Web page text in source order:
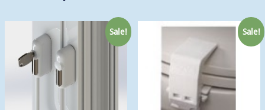
Sale! Sale!